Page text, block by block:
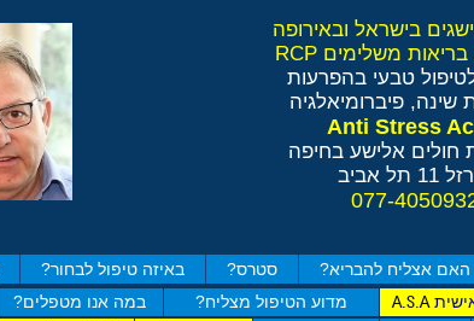
האם אצליח להבריא? סטרס? באיזה טיפול לבחור?
A.S.A
מדוע הטיפול מצליח?
במה אנו מטפלים?
טבעי בהפרעות
פיברומיאלגיה
אלישע בחיפה